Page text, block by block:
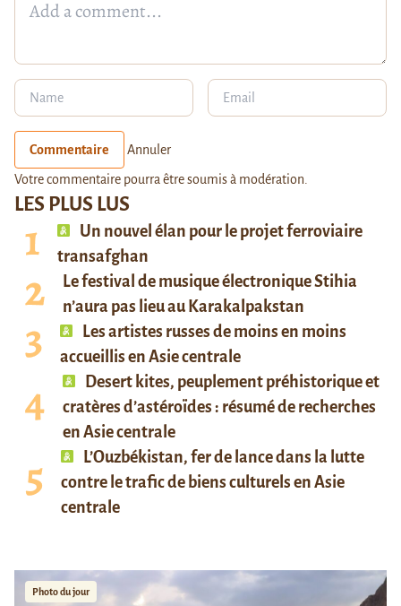
LES PLUS LUS
Un nouvel élan pour le projet ferroviaire
transafghan
Le festival de musique électronique Stihia
n’aura pas lieu au Karakalpakstan
Les artistes russes de moins en moins
accueillis en Asie centrale
Desert kites, peuplement préhistorique et
cratères d’astéroïdes : résumé de recherches
en Asie centrale
L’Ouzbékistan, fer de lance dans la lutte
contre le trafic de biens culturels en Asie
centrale
Photo du jour
Commentaire Annuler
Votre commentaire pourra être soumis à modération.